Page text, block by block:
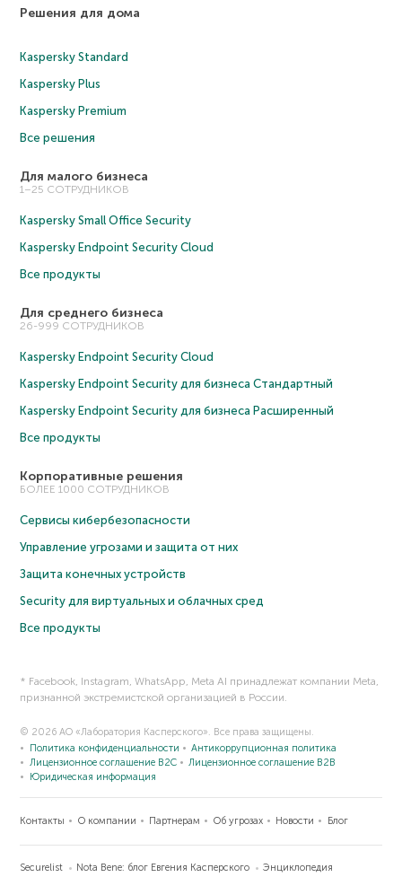
Решения для дома
Kaspersky Standard
Kaspersky Plus
Kaspersky Premium
Все решения
Для малого бизнеса
1–25 СОТРУДНИКОВ
Kaspersky Small Office Security
Kaspersky Endpoint Security Cloud
Все продукты
Для среднего бизнеса
26-999 СОТРУДНИКОВ
Kaspersky Endpoint Security Cloud
Kaspersky Endpoint Security для бизнеса Cтандартный
Kaspersky Endpoint Security для бизнеса Расширенный
Все продукты
Корпоративные решения
БОЛЕЕ 1000 СОТРУДНИКОВ
Сервисы кибербезопасности
Управление угрозами и защита от них
Защита конечных устройств
Security для виртуальных и облачных сред
Все продукты
* Facebook, Instagram, WhatsApp, Meta AI принадлежат компании Meta,
признанной экстремистской организацией в России.
© 2026 АО «Лаборатория Касперского». Все права защищены.
Политика конфиденциальности
Антикоррупционная политика
Лицензионное соглашение B2C
Лицензионное соглашение B2B
Юридическая информация
Контакты О компании Партнерам Об угрозах Новости Блог
Securelist Nota Bene: блог Евгения Касперского Энциклопедия